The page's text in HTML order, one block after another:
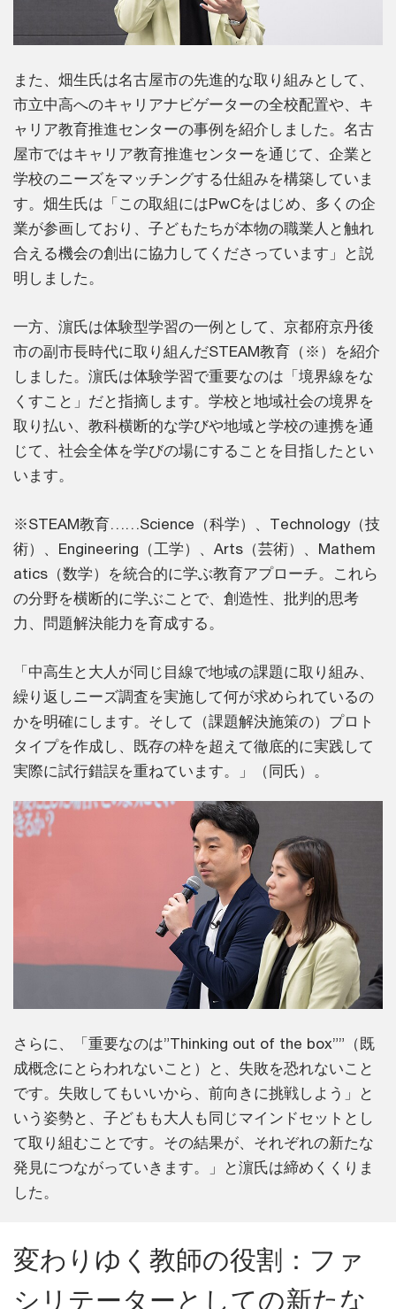
また、畑生氏は名古屋市の先進的な取り組みとして、
市立中高へのキャリアナビゲーターの全校配置や、キ
ャリア教育推進センターの事例を紹介しました。名古
屋市ではキャリア教育推進センターを通じて、企業と
学校のニーズをマッチングする仕組みを構築していま
す。畑生氏は「この取組にはPwCをはじめ、多くの企
業が参画しており、子どもたちが本物の職業人と触れ
合える機会の創出に協力してくださっています」と説
明しました。
一方、濵氏は体験型学習の一例として、京都府京丹後
市の副市長時代に取り組んだSTEAM教育（※）を紹介
しました。濵氏は体験学習で重要なのは「境界線をな
くすこと」だと指摘します。学校と地域社会の境界を
取り払い、教科横断的な学びや地域と学校の連携を通
じて、社会全体を学びの場にすることを目指したとい
います。
※STEAM教育……Science（科学）、Technology（技
術）、Engineering（工学）、Arts（芸術）、Mathem
atics（数学）を統合的に学ぶ教育アプローチ。これら
の分野を横断的に学ぶことで、創造性、批判的思考
力、問題解決能力を育成する。
「中高生と大人が同じ目線で地域の課題に取り組み、
繰り返しニーズ調査を実施して何が求められているの
かを明確にします。そして（課題解決施策の）プロト
タイプを作成し、既存の枠を超えて徹底的に実践して
実際に試行錯誤を重ねています。」（同氏）。
さらに、「重要なのは”Thinking out of the box””（既
成概念にとらわれないこと）と、失敗を恐れないこと
です。失敗してもいいから、前向きに挑戦しよう」と
いう姿勢と、子どもも大人も同じマインドセットとし
て取り組むことです。その結果が、それぞれの新たな
発見につながっていきます。」と濵氏は締めくくりま
した。
変わりゆく教師の役割：ファ
シリテーターとしての新たな